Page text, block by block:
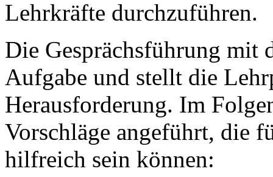
Lehrkräfte durchzuführen.
Die Gesprächsführung mit
Aufgabe und stellt die
Herausforderung. Im
Vorschläge angeführt, die
hilfreich sein können: